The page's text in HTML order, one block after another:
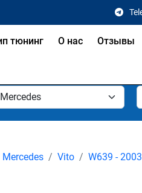
тюнинг О нас Отзывы
Mercedes Vito W639 -